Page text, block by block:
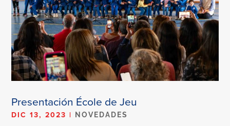
Presentación École de Jeu
DIC 13, 2023 | NOVEDADES